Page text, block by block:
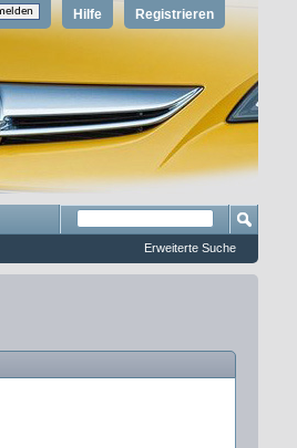
Registrieren
Hilfe
Erweiterte Suche